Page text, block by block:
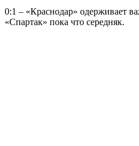
0:1 – «Краснодар» одерживает
«Спартак» пока что середняк.